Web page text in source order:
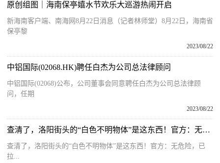
原创组图｜海南保亭嬉水节欢乐大巡游热闹开启
新海南客户端、南海网8月22日消息（记者林师堂）8月22日，海南省
保亭黎
2023/08/22
中铝国际(02068.HK)聘任白杰为公司总法律顾问
中铝国际(02068)公布，公司董事会同意聘任白杰为公司总法律顾
问，任期
2023/08/22
查清了，洛阳街头的“白色不明物体”是这东西！官方：无危险，已拉走
查清了，洛阳街头的“白色不明物体”是这东西！官方：无危险，已
拉...